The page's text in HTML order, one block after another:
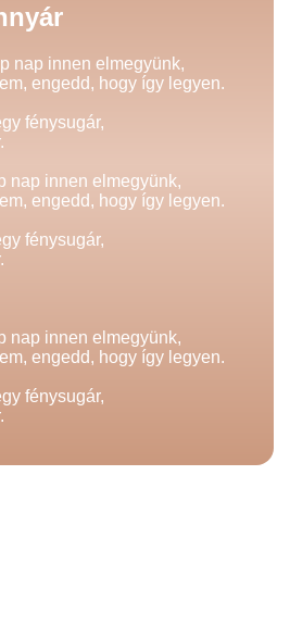
nap innen elmegyünk,
engedd, hogy így legyen.
fénysugár,
nap innen elmegyünk,
engedd, hogy így legyen.
fénysugár,
nap innen elmegyünk,
engedd, hogy így legyen.
fénysugár,